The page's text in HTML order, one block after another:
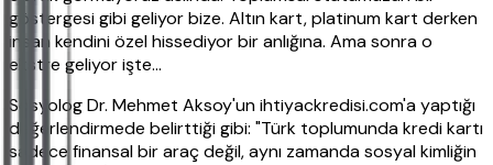
göstergesi gibi geliyor bize. Altın kart, platinum kart derken
insan kendini özel hissediyor bir anlığına. Ama sonra o
ekstre geliyor işte...
Sosyolog Dr. Mehmet Aksoy'un ihtiyackredisi.com'a yaptığı
değerlendirmede belirttiği gibi: "Türk toplumunda kredi kartı
sadece finansal bir araç değil, aynı zamanda sosyal kimliğin